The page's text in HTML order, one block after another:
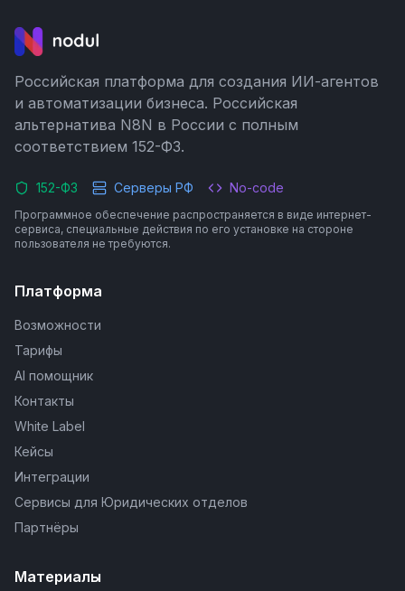
Российская платформа для создания ИИ-агентов
и автоматизации бизнеса. Российская
альтернатива N8N в России с полным
соответствием 152-ФЗ.
152-ФЗ Серверы РФ No-code
Программное обеспечение распространяется в виде интернет-
сервиса, специальные действия по его установке на стороне
пользователя не требуются.
Платформа
Возможности
Тарифы
AI помощник
Контакты
White Label
Кейсы
Интеграции
Сервисы для Юридических отделов
Партнёры
Материалы